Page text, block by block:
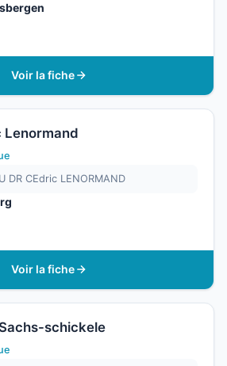
Voir la fiche
Lenormand
DR CEdric LENORMAND
Voir la fiche
schickele